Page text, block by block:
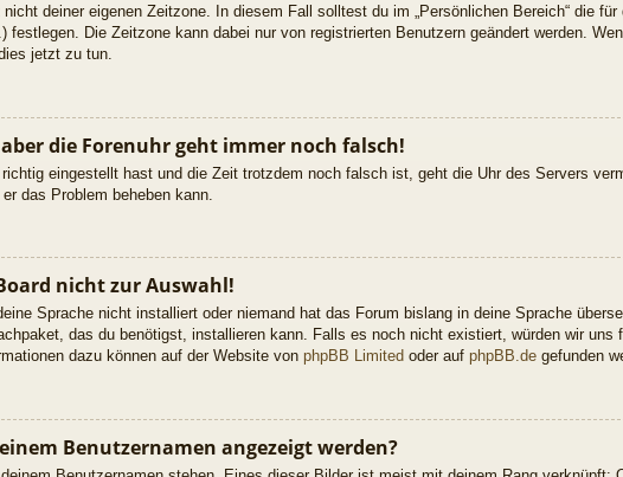
deiner eigenen Zeitzone. In diesem Fall solltest du im „Persönlichen Bereich“ die für
Die Zeitzone kann dabei nur von registrierten Benutzern geändert werden.
jetzt zu tun.
die Forenuhr geht immer noch falsch!
eingestellt hast und die Zeit trotzdem noch falsch ist, geht die Uhr des Servers
das Problem beheben kann.
nicht zur Auswahl!
Sprache nicht installiert oder niemand hat das Forum bislang in deine Sprache
das du benötigst, installieren kann. Falls es noch nicht existiert, würden wir uns
dazu können auf der Website von phpBB Limited oder auf phpBB.de gefunden
Benutzernamen angezeigt werden?